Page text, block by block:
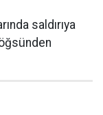
saldırıya